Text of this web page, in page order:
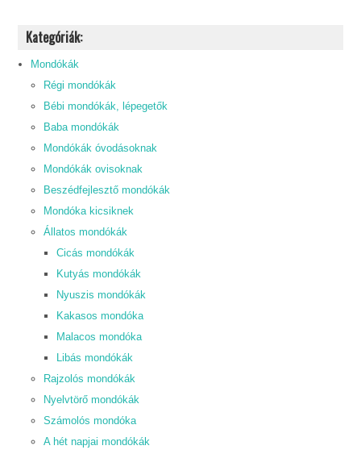
Kategóriák:
Mondókák
Régi mondókák
Bébi mondókák, lépegetők
Baba mondókák
Mondókák óvodásoknak
Mondókák ovisoknak
Beszédfejlesztő mondókák
Mondóka kicsiknek
Állatos mondókák
Cicás mondókák
Kutyás mondókák
Nyuszis mondókák
Kakasos mondóka
Malacos mondóka
Libás mondókák
Rajzolós mondókák
Nyelvtörő mondókák
Számolós mondóka
A hét napjai mondókák